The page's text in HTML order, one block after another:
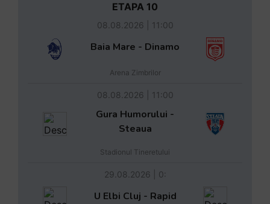
ETAPA 10
08.08.2026 | 11:00
Baia Mare - Dinamo
Arena Zimbrilor
08.08.2026 | 11:00
Gura Humorului -
Steaua
Stadionul Tineretului
29.08.2026 | 0:
U Elbi Cluj - Rapid